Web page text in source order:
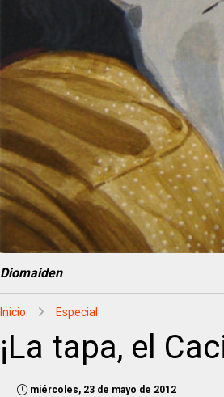
Diomaiden
Inicio Especial
¡La tapa, el
miércoles, 23 de mayo de 2012